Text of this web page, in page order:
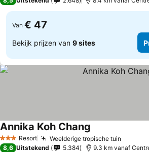
Van € 47
Bekijk prijzen van 9 sites
3 SterrenResort Weelderige tropische tuin
Annika Koh Chang
8,6 Uitstekend 5.384 9.3 km vanaf